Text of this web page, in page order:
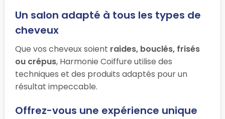
Un salon adapté à tous les types de
cheveux
Que vos cheveux soient raides, bouclés, frisés
ou crépus, Harmonie Coiffure utilise des
techniques et des produits adaptés pour un
résultat impeccable.
Offrez-vous une expérience unique